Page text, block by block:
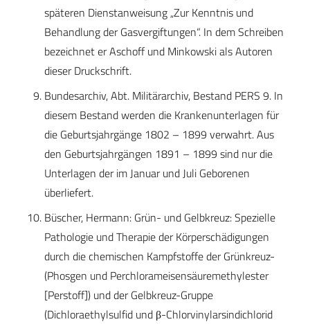
späteren Dienstanweisung „Zur Kenntnis und
Behandlung der Gasvergiftungen“. In dem Schreiben
bezeichnet er Aschoff und Minkowski als Autoren
dieser Druckschrift.
Bundesarchiv, Abt. Militärarchiv, Bestand PERS 9. In
diesem Bestand werden die Krankenunterlagen für
die Geburtsjahrgänge 1802 – 1899 verwahrt. Aus
den Geburtsjahrgängen 1891 – 1899 sind nur die
Unterlagen der im Januar und Juli Geborenen
überliefert.
Büscher, Hermann: Grün- und Gelbkreuz: Spezielle
Pathologie und Therapie der Körperschädigungen
durch die chemischen Kampfstoffe der Grünkreuz-
(Phosgen und Perchlorameisensäuremethylester
[Perstoff]) und der Gelbkreuz-Gruppe
(Dichloraethylsulfid und β-Chlorvinylarsindichlorid